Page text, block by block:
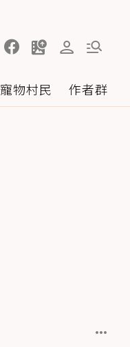
寵物村民 作者群